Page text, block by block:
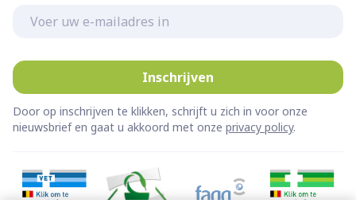
Inschrijven
Door op inschrijven te klikken, schrijft u zich in voor onze
nieuwsbrief en gaat u akkoord met onze privacy policy.